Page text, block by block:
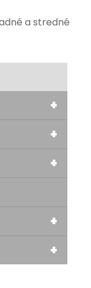
a stredné
+
+
+
+
+